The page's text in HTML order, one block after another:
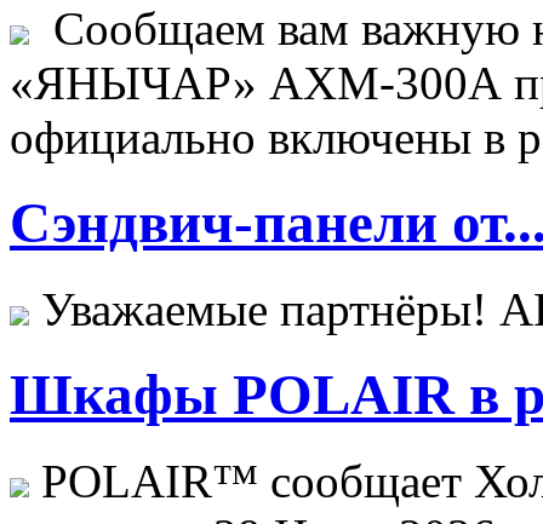
Сообщаем вам важную
«ЯНЫЧАР» АХМ-300А
официально включены в
Сэндвич-панели
Уважаемые
Шкафы POLAIR в
POLAIR™ сообщает